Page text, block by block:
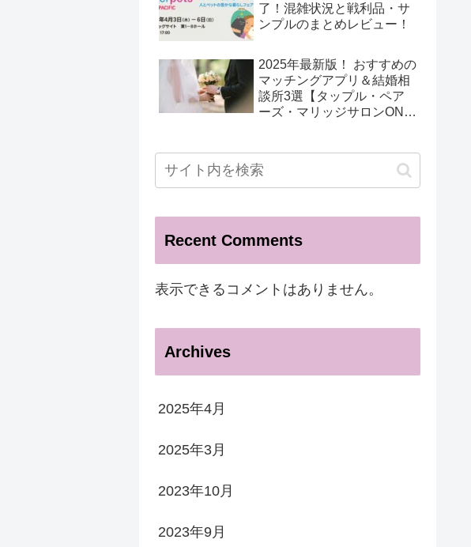
了！混雑状況と戦利品・サ
ンプルのまとめレビュー！
2025年最新版！ おすすめの
マッチングアプリ＆結婚相
談所3選【タップル・ペア
ーズ・マリッジサロンONE
Recent Comments
表示できるコメントはありません。
Archives
2025年4月
2025年3月
2023年10月
2023年9月